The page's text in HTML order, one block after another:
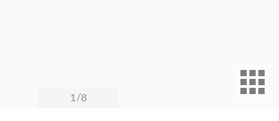
1 /8